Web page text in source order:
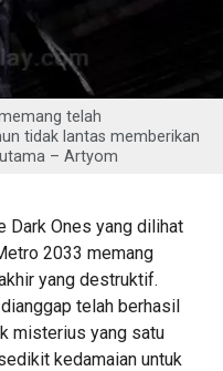
telah
tidak lantas memberikan
– Artyom
Dark Ones yang dilihat
2033 memang
yang destruktif.
telah berhasil
misterius yang satu
kedamaian untuk